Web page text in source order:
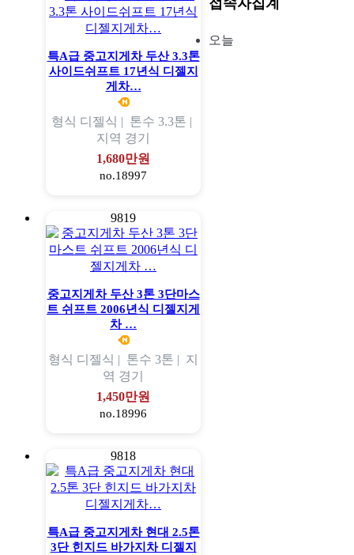
특A급 중고지게차 두산 3.3톤
사이드쉬프트 17년식 디젤지
게차…
형식 디젤식 | 톤수 3.3톤 |
지역 경기
1,680만원
no.18997
9819
중고지게차 두산 3톤 3단마스
트 쉬프트 2006년식 디젤지게
차 …
형식 디젤식 | 톤수 3톤 | 지
역 경기
1,450만원
no.18996
9818
특A급 중고지게차 현대 2.5톤
3단 힌지드 바가지차 디젤지
오늘